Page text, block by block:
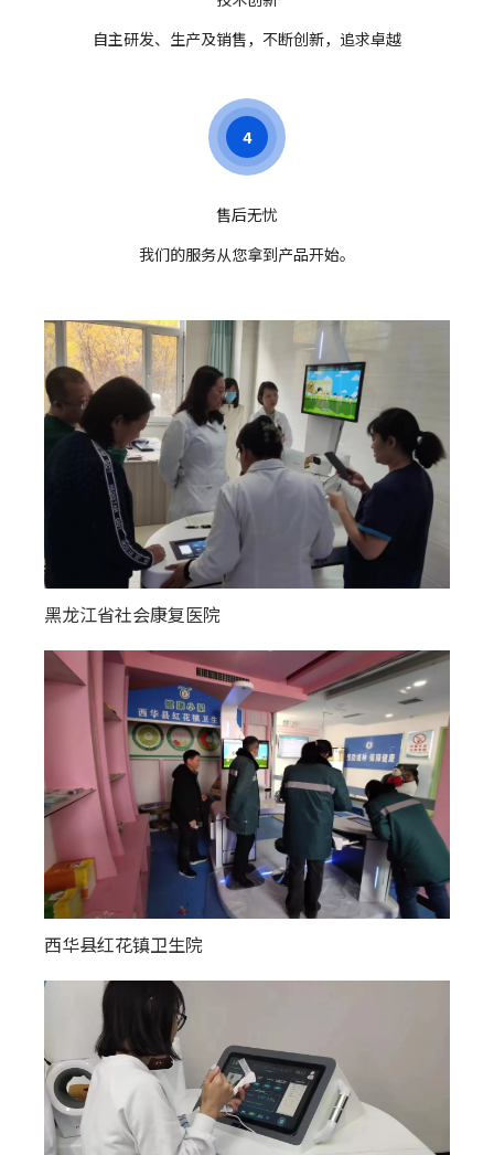
自主研发、生产及销售，不断创新，追求卓越
4
售后无忧
我们的服务从您拿到产品开始。
黑龙江省社会康复医院
西华县红花镇卫生院
新疆阿勒泰地区各个县镇幸福大院
奎屯市团结街社区卫生服务中心